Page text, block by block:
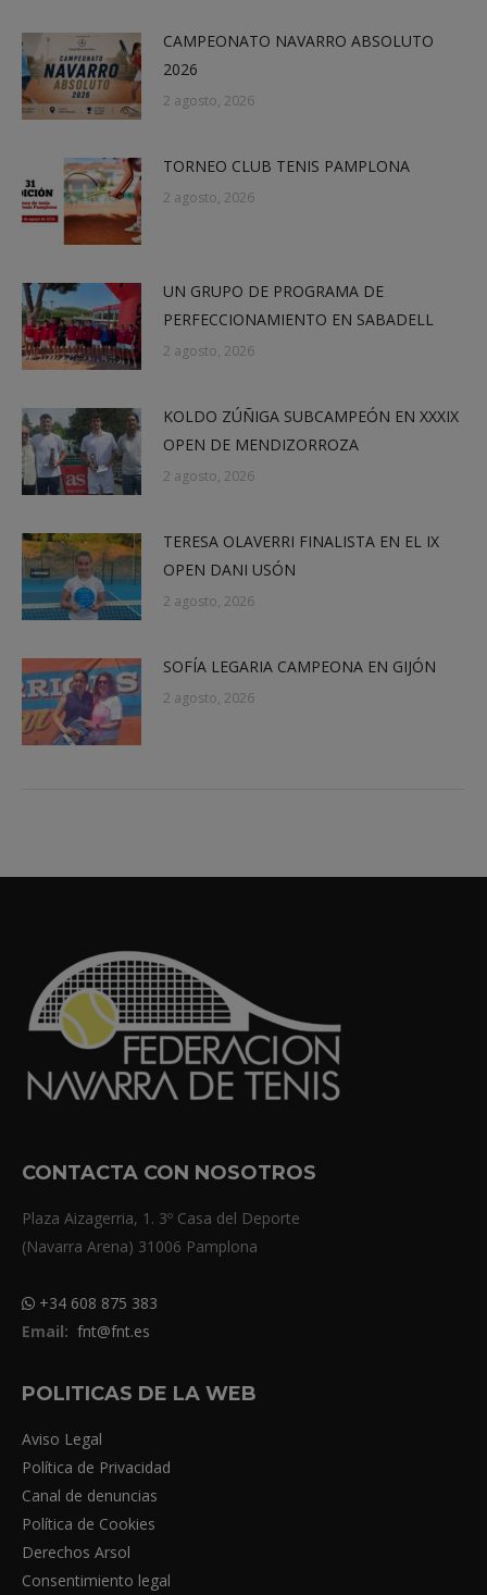
CAMPEONATO NAVARRO ABSOLUTO
2026
2 agosto, 2026
TORNEO CLUB TENIS PAMPLONA
2 agosto, 2026
UN GRUPO DE PROGRAMA DE
PERFECCIONAMIENTO EN SABADELL
2 agosto, 2026
KOLDO ZÚÑIGA SUBCAMPEÓN EN XXXIX
OPEN DE MENDIZORROZA
2 agosto, 2026
TERESA OLAVERRI FINALISTA EN EL IX
OPEN DANI USÓN
2 agosto, 2026
SOFÍA LEGARIA CAMPEONA EN GIJÓN
2 agosto, 2026
CONTACTA CON NOSOTROS
Plaza Aizagerria, 1. 3º Casa del Deporte
(Navarra Arena) 31006 Pamplona
+34 608 875 383
Email: fnt@fnt.es
POLITICAS DE LA WEB
Aviso Legal
Política de Privacidad
Canal de denuncias
Política de Cookies
Derechos Arsol
Consentimiento legal